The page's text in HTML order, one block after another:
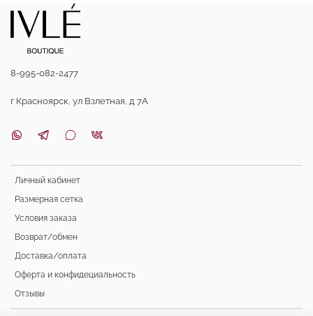
Личный кабинет
Размерная сетка
Условия заказа
Возврат/обмен
Доставка/оплата
Оферта и конфидециальность
Отзывы
8-995-082-2477
г Красноярск, ул Взлетная, д 7А